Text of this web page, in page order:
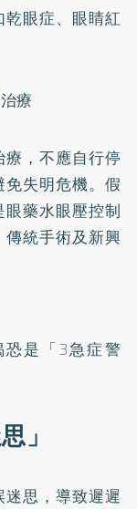
眼症、眼睛紅
療
，不應自行停
失明危機。假
藥水眼壓控制
統手術及新興
是「3急症警
」
思，導致遲遲